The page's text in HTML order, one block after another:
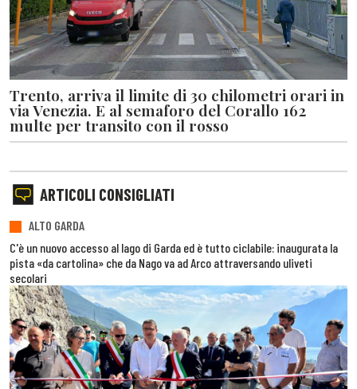
Trento, arriva il limite di 30 chilometri orari in
via Venezia. E al semaforo del Corallo 162
multe per transito con il rosso
ARTICOLI CONSIGLIATI
ALTO GARDA
C'è un nuovo accesso al lago di Garda ed è tutto ciclabile: inaugurata la
pista «da cartolina» che da Nago va ad Arco attraversando uliveti
secolari